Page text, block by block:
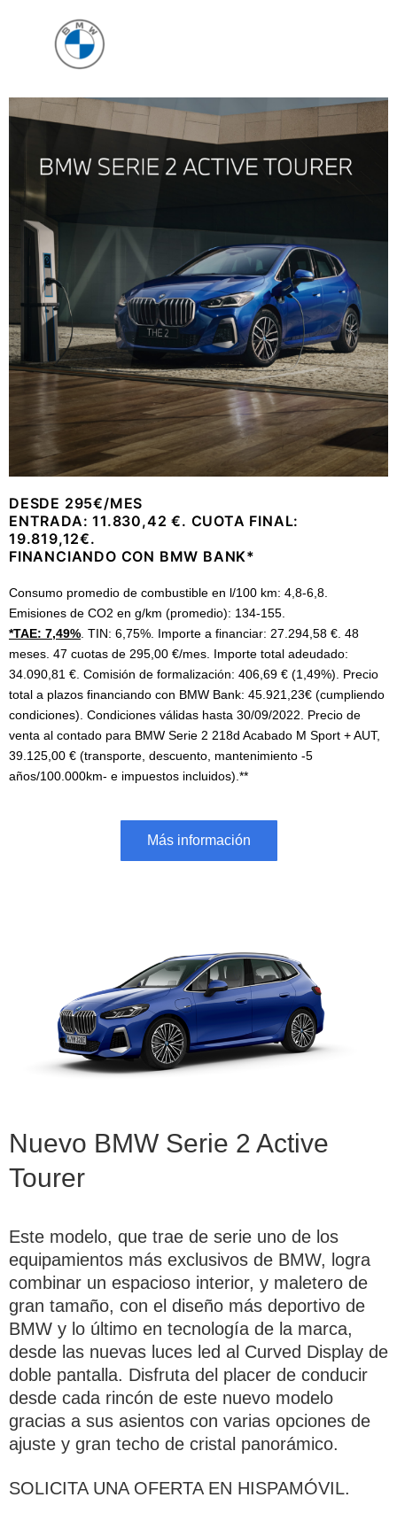
DESDE 295€/MES
ENTRADA: 11.830,42 €. CUOTA FINAL:
19.819,12€.
FINANCIANDO CON BMW BANK*
Consumo promedio de combustible en l/100 km: 4,8-6,8.
Emisiones de CO2 en g/km (promedio): 134-155.
*TAE: 7,49% . TIN: 6,75%. Importe a financiar: 27.294,58 €. 48
meses. 47 cuotas de 295,00 €/mes. Importe total adeudado:
34.090,81 €. Comisión de formalización: 406,69 € (1,49%). Precio
total a plazos financiando con BMW Bank: 45.921,23€ (cumpliendo
condiciones). Condiciones válidas hasta 30/09/2022. Precio de
venta al contado para BMW Serie 2 218d Acabado M Sport + AUT,
39.125,00 € (transporte, descuento, mantenimiento -5
años/100.000km- e impuestos incluidos).**
Más información
Nuevo BMW Serie 2 Active
Tourer
Este modelo, que trae de serie uno de los
equipamientos más exclusivos de BMW, logra
combinar un espacioso interior, y maletero de
gran tamaño, con el diseño más deportivo de
BMW y lo último en tecnología de la marca,
desde las nuevas luces led al Curved Display de
doble pantalla. Disfruta del placer de conducir
desde cada rincón de este nuevo modelo
gracias a sus asientos con varias opciones de
ajuste y gran techo de cristal panorámico.
SOLICITA UNA OFERTA EN HISPAMÓVIL.